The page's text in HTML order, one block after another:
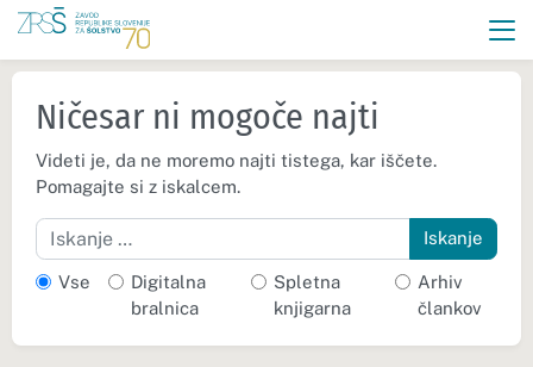
Ničesar ni mogoče najti
Videti je, da ne moremo najti tistega, kar iščete.
Pomagajte si z iskalcem.
Iskanje
Vse
Digitalna
bralnica
Spletna
knjigarna
Arhiv
člankov